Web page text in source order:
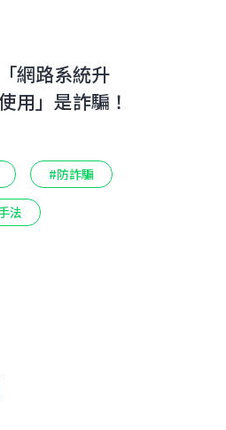
網路系統升
用」是詐騙！
#防詐騙
法